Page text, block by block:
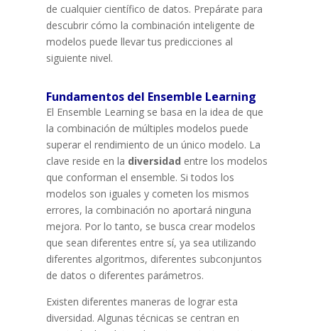
de cualquier científico de datos. Prepárate para
descubrir cómo la combinación inteligente de
modelos puede llevar tus predicciones al
siguiente nivel.
Fundamentos del Ensemble Learning
El Ensemble Learning se basa en la idea de que
la combinación de múltiples modelos puede
superar el rendimiento de un único modelo. La
clave reside en la diversidad entre los modelos
que conforman el ensemble. Si todos los
modelos son iguales y cometen los mismos
errores, la combinación no aportará ninguna
mejora. Por lo tanto, se busca crear modelos
que sean diferentes entre sí, ya sea utilizando
diferentes algoritmos, diferentes subconjuntos
de datos o diferentes parámetros.
Existen diferentes maneras de lograr esta
diversidad. Algunas técnicas se centran en